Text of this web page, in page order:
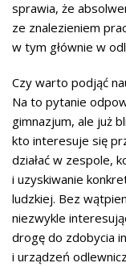
sprawia, że
ze znalezieniem
w tym głównie w
Czy warto podjąć
Na to pytanie
gimnazjum, ale już
kto interesuje się
działać w zespole,
i uzyskiwanie
ludzkiej. Bez
niezwykle
drogę do zdobycia
i urządzeń